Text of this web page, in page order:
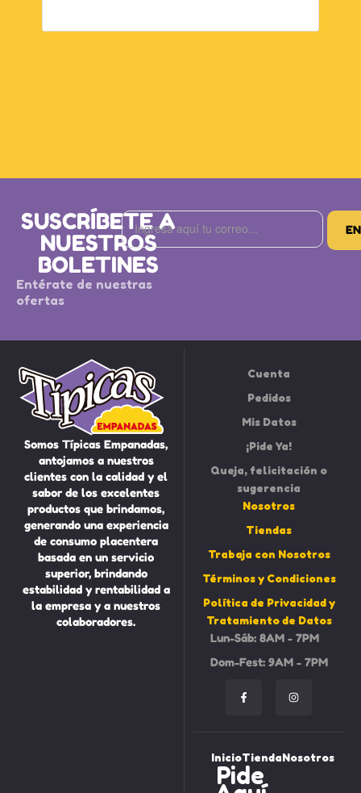
SUSCRÍBETE A
NUESTROS
BOLETINES
Entérate de nuestras
ofertas
Somos Típicas Empanadas,
antojamos a nuestros
clientes con la calidad y el
sabor de los excelentes
productos que brindamos,
generando una experiencia
de consumo placentera
basada en un servicio
superior, brindando
estabilidad y rentabilidad a
la empresa y a nuestros
colaboradores.
Cuenta
Pedidos
Mis Datos
¡Pide Ya!
Queja, felicitación o
sugerencia
Nosotros
Tiendas
Trabaja con Nosotros
Términos y Condiciones
Política de Privacidad y
Tratamiento de Datos
Lun-Sáb: 8AM - 7PM
Dom-Fest: 9AM - 7PM
InicioTiendaNosotros
Pide